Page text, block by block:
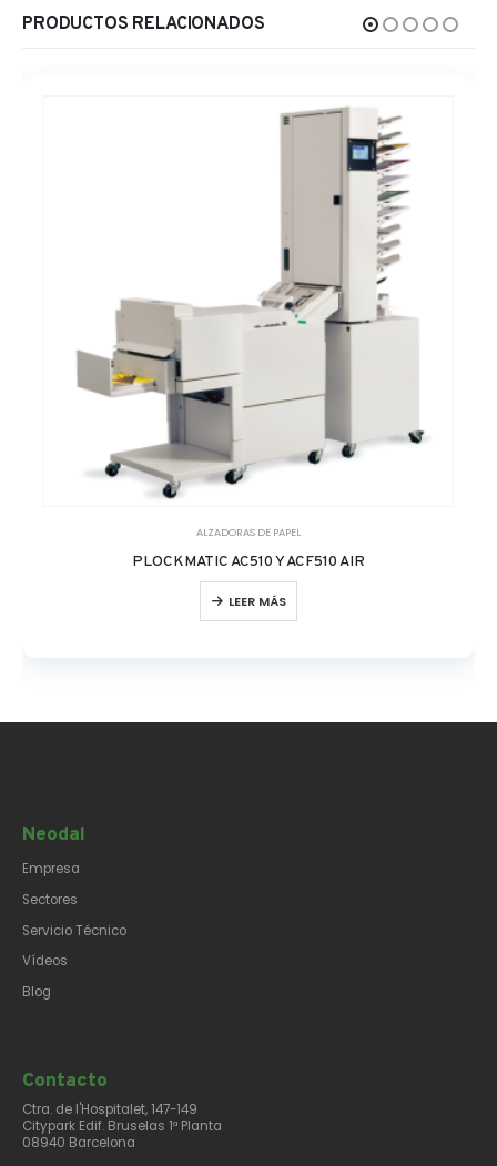
PRODUCTOS RELACIONADOS
ALZADORAS DE PAPEL
PLOCKMATIC AC510 Y ACF510 AIR
LEER MÁS
Neodal
Empresa
Sectores
Servicio Técnico
Vídeos
Blog
Contacto​
Ctra. de l'Hospitalet, 147-149
Citypark Edif. Bruselas 1ª Planta
08940 Barcelona